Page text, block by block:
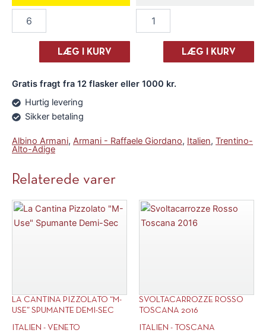
Armani
ChardonnayLÆG I KURV
Armani
ChardonnayLÆG I KURV
Gratis fragt fra 12 flasker eller 1000 kr.
Hurtig levering
Sikker betaling
Albino Armani, Armani - Raffaele Giordano, Italien, Trentino-
Alto-Adige
Relaterede varer
LA CANTINA PIZZOLATO “M-
USE” SPUMANTE DEMI-SEC
ITALIEN - VENETO
SVOLTACARROZZE ROSSO
TOSCANA 2016
ITALIEN - TOSCANA